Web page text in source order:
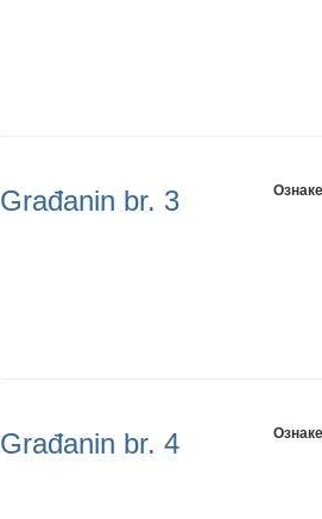
Građanin br. 3
Građanin br. 4